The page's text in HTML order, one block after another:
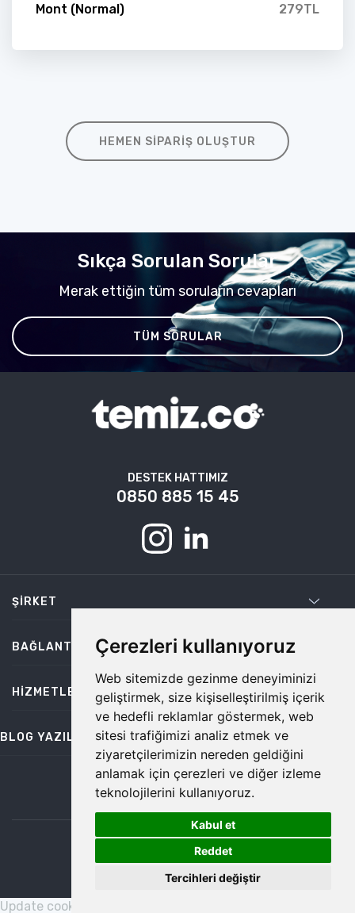
Çerezleri kullanıyoruz
Web sitemizde gezinme deneyiminizi
geliştirmek, size kişiselleştirilmiş içerik
ve hedefli reklamlar göstermek, web
sitesi trafiğimizi analiz etmek ve
ziyaretçilerimizin nereden geldiğini
anlamak için çerezleri ve diğer izleme
teknolojilerini kullanıyoruz.
Kabul et
Reddet
Tercihleri değiştir
Mont (Normal) 279TL
HEMEN SIPARIŞ OLUŞTUR
Sıkça Sorulan Sorular
Merak ettiğin tüm soruların cevapları
TÜM SORULAR
DESTEK HATTIMIZ
0850 885 15 45
ŞIRKET
BAĞLANTILAR
HIZMETLER
BLOG YAZILARI
bilgi@temiz.co
©2026 Temiz, Her Hakkı Saklıdır.
Update cookies preferences